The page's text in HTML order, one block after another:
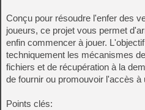
Conçu pour résoudre l'enfer des
joueurs, ce projet vous permet
enfin commencer à jouer.
techniquement les mécanismes
fichiers et de récupération à la
de fournir ou promouvoir l'accès à
Points clés: